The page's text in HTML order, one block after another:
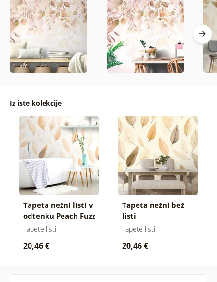
Iz iste kolekcije
Tapeta nežni listi v
odtenku Peach Fuzz
Tapete listi
20,46 €
Tapeta nežni bež
listi
Tapete listi
20,46 €